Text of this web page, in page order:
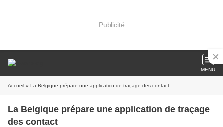
Publicité
MENU
Accueil » La Belgique prépare une application de traçage des contact
La Belgique prépare une application de traçage
des contact